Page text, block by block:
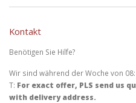
Kontakt
Benötigen Sie Hilfe?
Wir sind während der Woche von
T: For exact offer, PLS send us
with delivery address.